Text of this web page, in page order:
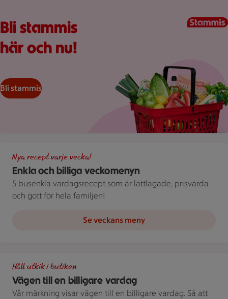
Bli stammis
här och nu!
Bli stammis
Enkla och billiga veckomenyn
Nya recept varje vecka!
5 busenkla vardagsrecept som är lättlagade, prisvärda
och gott för hela familjen!
Se veckans meny
Vägen till en billigare vardag
Håll utkik i butiken
Vår märkning visar vägen till en billigare vardag. Så att